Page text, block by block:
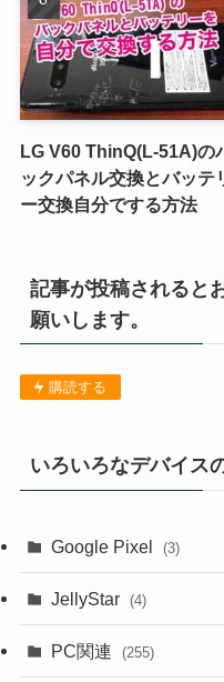
LG V60 ThinQ(L-51A)の
ックパネル交換とバッテ
ー交換自分でする方法
記事が投稿されると
願いします。
購読する
いろいろなデバイス
Google Pixel (3)
JellyStar (4)
PC関連 (255)